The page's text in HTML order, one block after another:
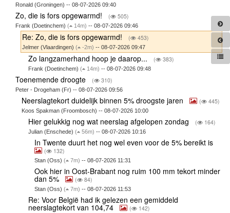
Ronald (Groningen) -- 08-07-2026 09:40
Zo, die is fors opgewarmd! ( 505)
Frank (Doetinchem) ( 14m) -- 08-07-2026 09:46
Re: Zo, die is fors opgewarmd! ( 453)
Jelmer (Vlaardingen)( -2m) -- 08-07-2026 09:47
Zo langzamerhand hoop je daarop... ( 383)
Frank (Doetinchem) ( 14m) -- 08-07-2026 09:48
Toenemende droogte ( 310)
Peter - Drogeham (Fr) -- 08-07-2026 09:56
Neerslagtekort duidelijk binnen 5% droogste jaren ( 445)
Koos Spakman (Froombosch) -- 08-07-2026 10:00
Hier gelukkig nog wat neerslag afgelopen zondag ( 164)
Julian (Enschede) ( 56m) -- 08-07-2026 10:16
In Twente duurt het nog wel even voor de 5% bereikt is
( 132)
Stan (Oss)( 7m) -- 08-07-2026 11:31
Ook hier in Oost-Brabant nog ruim 100 mm tekort minder
dan 5% ( 84)
Stan (Oss)( 7m) -- 08-07-2026 11:53
Re: Voor België had ik gelezen een gemiddeld
neerslagtekort van 104,74 ( 142)